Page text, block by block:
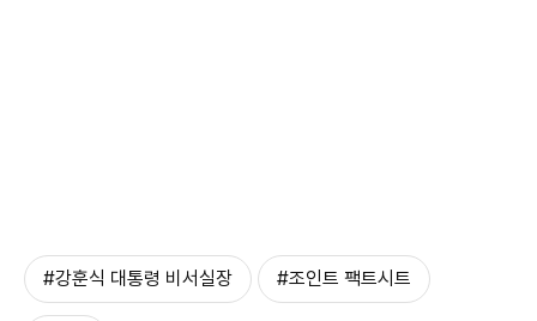
#강훈식 대통령 비서실장 #조인트 팩트시트